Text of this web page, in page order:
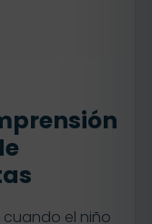
el niño